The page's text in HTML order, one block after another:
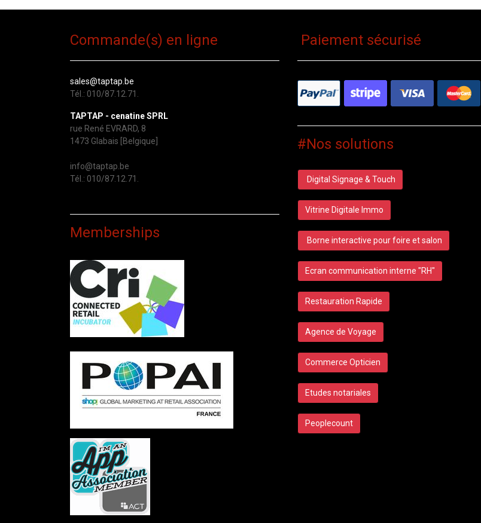
Commande(s) en ligne
sales@taptap.be
Tél.: 010/87.12.71.
TAPTAP - cenatine SPRL
rue René EVRARD, 8
1473 Glabais [Belgique]
info@taptap.be
Tél.: 010/87.12.71.
Memberships
Paiement sécurisé
#Nos solutions
Digital Signage & Touch
Vitrine Digitale Immo
Borne interactive pour foire et salon
Ecran communication interne "RH"
Restauration Rapide
Agence de Voyage
Commerce Opticien
Etudes notariales
Peoplecount